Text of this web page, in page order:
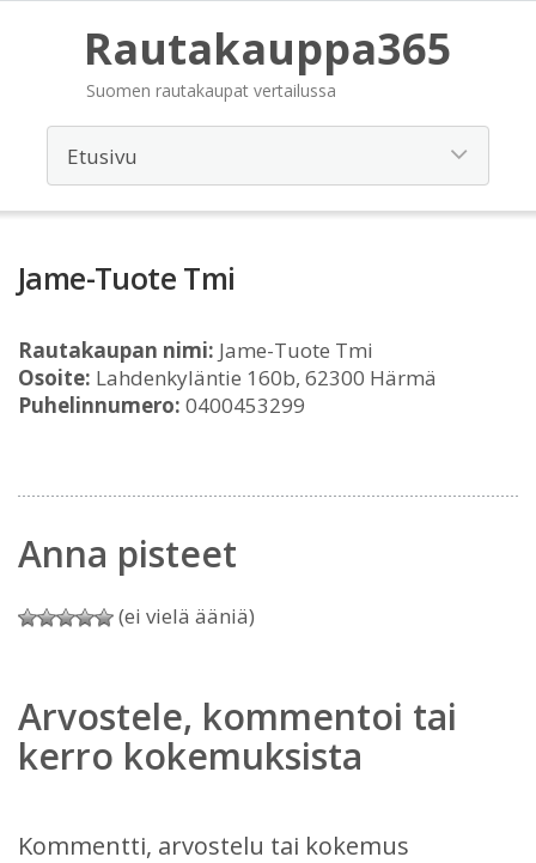
Rautakauppa365
Suomen rautakaupat vertailussa
Jame-Tuote Tmi
Rautakaupan nimi: Jame-Tuote Tmi
Osoite: Lahdenkyläntie 160b, 62300 Härmä
Puhelinnumero: 0400453299
Anna pisteet
(ei vielä ääniä)
Arvostele, kommentoi tai
kerro kokemuksista
Kommentti, arvostelu tai kokemus